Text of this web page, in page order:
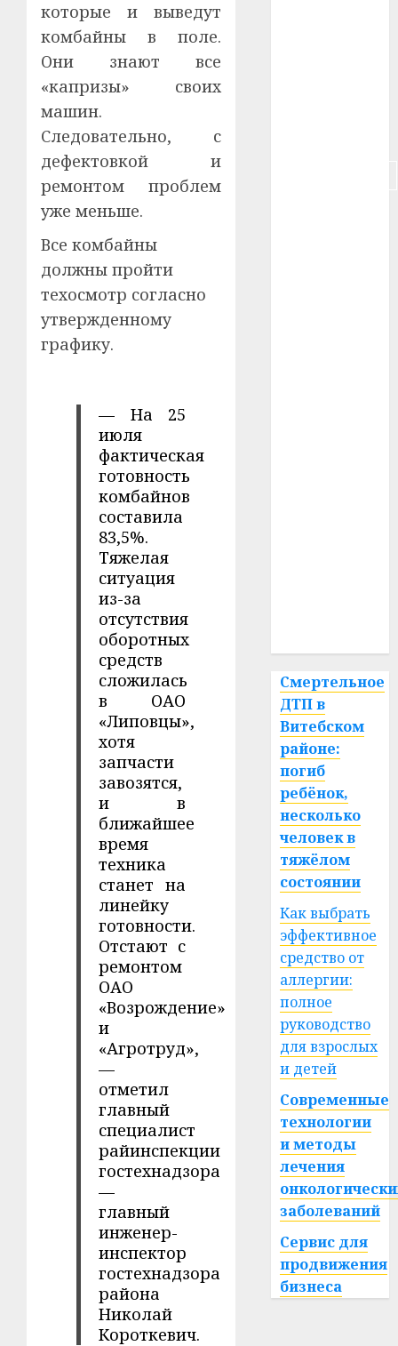
которые и выведут
комбайны в поле.
Они знают все
«капризы» своих
машин.
Следовательно, с
дефектовкой и
ремонтом проблем
уже меньше.
Все комбайны
должны пройти
техосмотр согласно
утвержденному
графику.
— На 25
июля
фактическая
готовность
комбайнов
составила
83,5%.
Тяжелая
ситуация
из-за
отсутствия
оборотных
средств
сложилась
в ОАО
«Липовцы»,
хотя
запчасти
завозятся,
и в
ближайшее
время
техника
станет на
линейку
готовности.
Отстают с
ремонтом
ОАО
«Возрождение»
и
«Агротруд»,
—
отметил
главный
специалист
райинспекции
гостехнадзора
—
главный
инженер-
инспектор
гостехнадзора
района
Николай
Короткевич.
Смертельное
ДТП в
Витебском
районе:
погиб
ребёнок,
несколько
человек в
тяжёлом
состоянии
Как выбрать
эффективное
средство от
аллергии:
полное
руководство
для взрослых
и детей
Современные
технологии
и методы
лечения
заболеваний
Сервис для
продвижения
бизнеса